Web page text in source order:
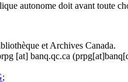
autonome doit avant toute
et Archives Canada.
[at] banq.qc.ca
;